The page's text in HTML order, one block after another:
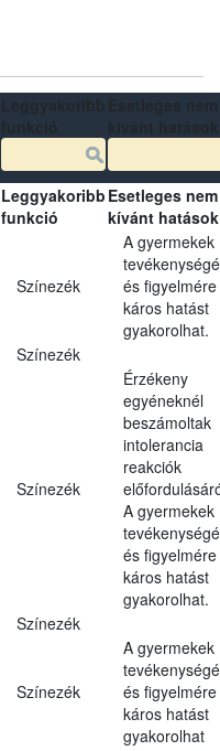
Leggyakoribb
funkció
Esetleges nem
kívánt hatások
Színezék
A gyermekek
és figyelmére
káros hatást
gyakorolhat.
Színezék
Színezék
Érzékeny
egyéneknél
beszámoltak
intolerancia
reakciók
A gyermekek
és figyelmére
káros hatást
gyakorolhat.
Színezék
Színezék
A gyermekek
és figyelmére
káros hatást
gyakorolhat